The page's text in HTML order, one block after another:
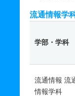
流通情報学
学部・学科
流通情報 流
情報学科